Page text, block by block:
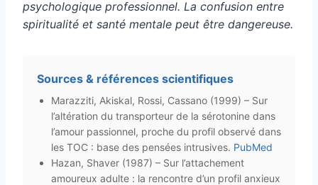
psychologique professionnel. La confusion entre
spiritualité et santé mentale peut être dangereuse.
Sources & références scientifiques
Marazziti, Akiskal, Rossi, Cassano (1999) – Sur
l’altération du transporteur de la sérotonine dans
l’amour passionnel, proche du profil observé dans
les TOC : base des pensées intrusives. PubMed
Hazan, Shaver (1987) – Sur l’attachement
amoureux adulte : la rencontre d’un profil anxieux